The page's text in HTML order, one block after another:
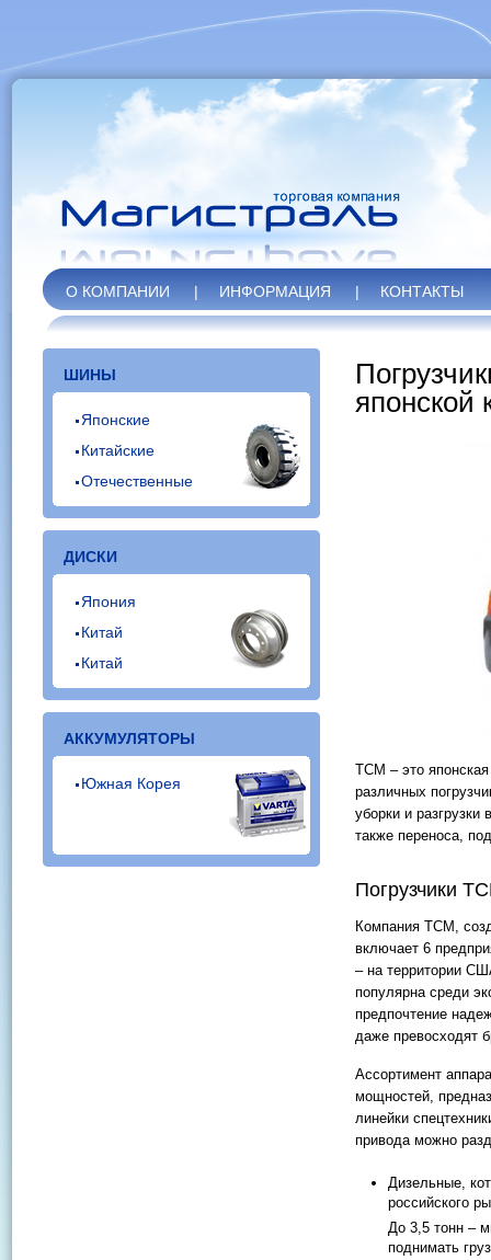
О КОМПАНИИ | ИНФОРМАЦИЯ | КОНТАКТЫ
ШИНЫ
Японские
Китайские
Отечественные
ДИСКИ
Япония
Китай
Китай
АККУМУЛЯТОРЫ
Южная Корея
ТСМ – это
различных
уборки и
также переноса,
Погрузчики
Компания ТСМ,
включает 6
– на территории
популярна среди
предпочтение
даже превосходят
Ассортимент
мощностей,
линейки
привода можно
Дизельные,
российского
До 3,5 тонн –
поднимать